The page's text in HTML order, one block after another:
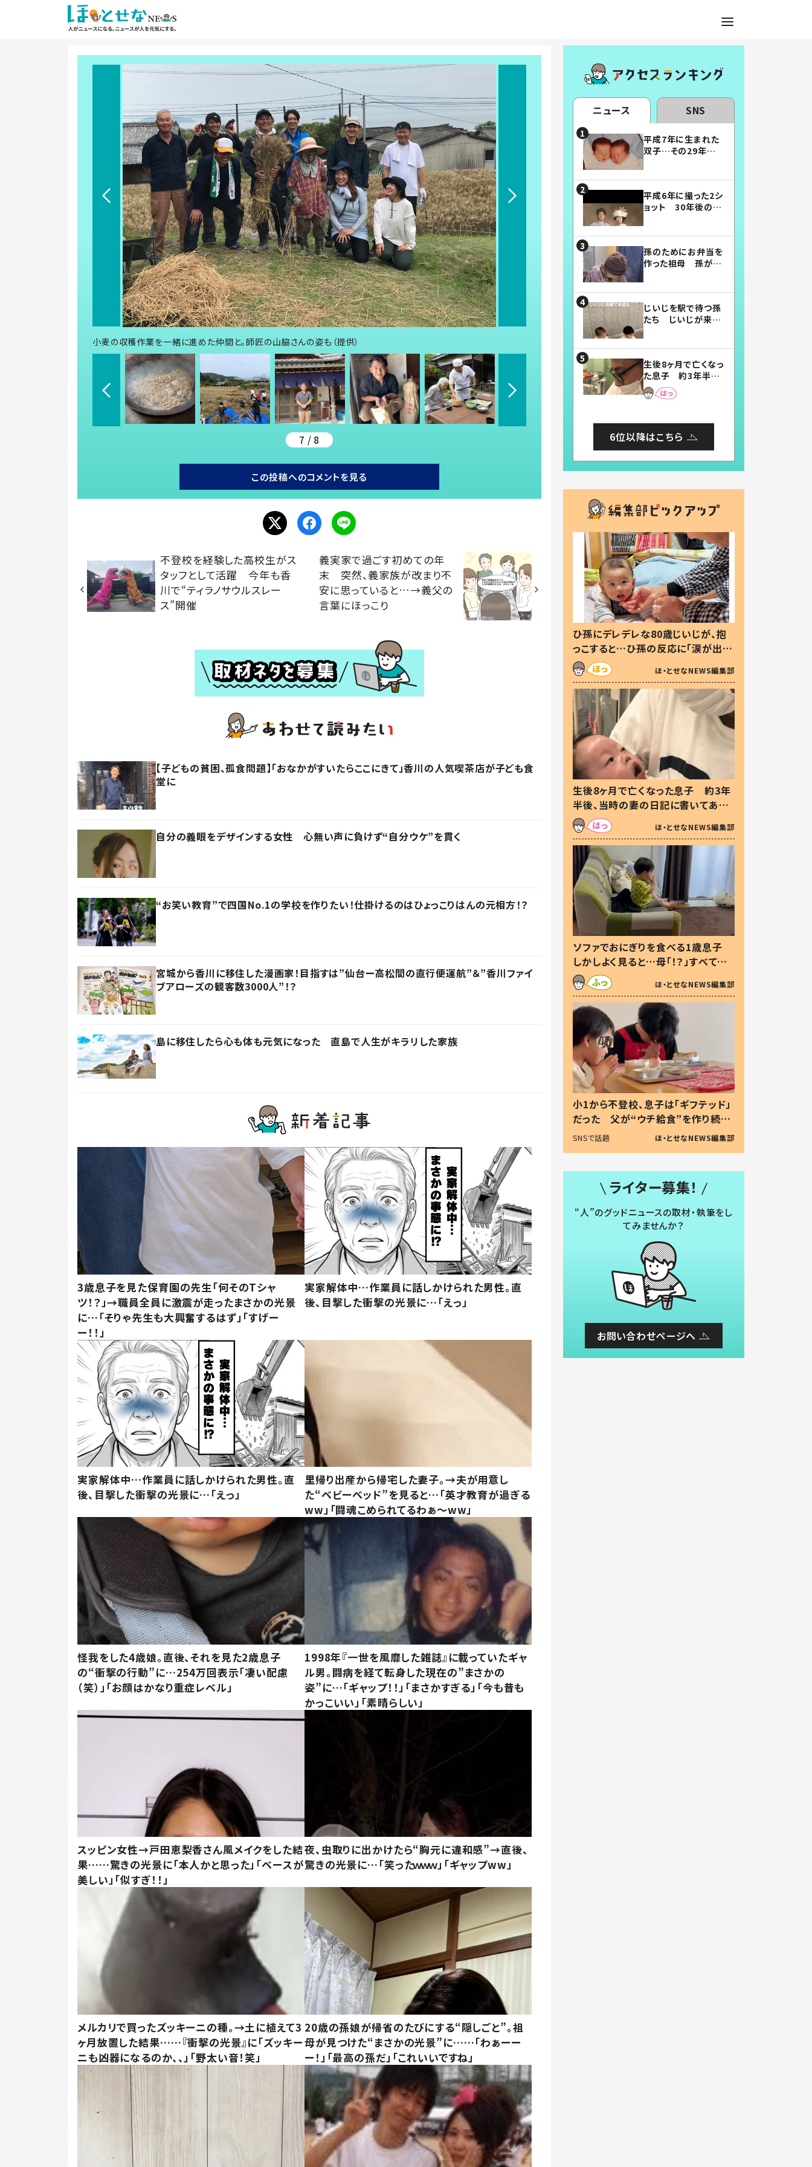
小麦の収穫作業を一緒に進めた仲間と。師匠の山脇さんの姿も（提供）
7 / 8
この投稿へのコメントを見る
不登校を経験した高校生がス
タッフとして活躍 今年も香
川で“ティラノサウルスレー
ス”開催
義実家で過ごす初めての年
末 突然、義家族が改まり不
安に思っていると…→義父の
言葉にほっこり
【子どもの貧困、孤食問題】「おなかがすいたらここにきて」香川の人気喫茶店が子ども食
堂に
自分の義眼をデザインする女性 心無い声に負けず“自分ウケ”を貫く
“お笑い教育”で四国No.1の学校を作りたい！仕掛けるのはひょっこりはんの元相方！？
宮城から香川に移住した漫画家！目指すは”仙台ー高松間の直行便運航”＆”香川ファイ
ブアローズの観客数3000人”！？
島に移住したら心も体も元気になった 直島で人生がキラリした家族
3歳息子を見た保育園の先生「何そのTシャ
ツ！？」→職員全員に激震が走ったまさかの光景
に…「そりゃ先生も大興奮するはず」「すげー
ー！！」
実家解体中…作業員に話しかけられた男性。直
後、目撃した衝撃の光景に…「えっ」
実家解体中…作業員に話しかけられた男性。直
後、目撃した衝撃の光景に…「えっ」
里帰り出産から帰宅した妻子。→夫が用意し
た“ベビーベッド”を見ると…「英才教育が過ぎる
ww」「闘魂こめられてるわぁ～ww」
怪我をした4歳娘。直後、それを見た2歳息子
の“衝撃の行動”に…254万回表示「凄い配慮
（笑）」「お顔はかなり重症レベル」
1998年『一世を風靡した雑誌』に載っていたギャ
ル男。闘病を経て転身した現在の”まさかの
姿”に…「ギャップ！！」「まさかすぎる」「今も昔も
かっこいい」「素晴らしい」
スッピン女性→戸田恵梨香さん風メイクをした結
果……驚きの光景に「本人かと思った」「ベースが
美しい」「似すぎ！！」
夜、虫取りに出かけたら“胸元に違和感”→直後、
驚きの光景に…「笑ったｗｗｗ」「ギャップww」
メルカリで買ったズッキーニの種。→土に植えて3
ヶ月放置した結果……『衝撃の光景』に「ズッキー
ニも凶器になるのか、、」「野太い音！笑」
20歳の孫娘が帰省のたびにする“隠しごと”。祖
母が見つけた“まさかの光景”に……「わぁーー
ー！」「最高の孫だ」「これいいですね」
ニュース SNS
平成7年に生まれた
双子…その29年後
平成6年に撮った2シ
ョット 30年後の姿
孫のためにお弁当を
作った祖母 孫が絶
じいじを駅で待つ孫
たち じいじが来た
まらない」「幸せにな
れる」
生後8ヶ月で亡くなっ
た息子 約3年半
後、当時の妻の日記
に書いてあった本音
6位以降はこちら
ひ孫にデレデレな80歳じいじが、抱
っこすると…ひ孫の反応に「涙が出ま
した」「可愛くて仕方ない」
ほ・とせなNEWS編集部
生後8ヶ月で亡くなった息子 約3年
半後、当時の妻の日記に書いてあっ
た本音とは
ほ・とせなNEWS編集部
ソファでおにぎりを食べる1歳息子
しかしよく見ると…母「！？」すべてを
察した母の投稿に「可愛いから許
す！」「現行犯〜」
ほ・とせなNEWS編集部
小1から不登校、息子は「ギフテッド」
だった 父が“ウチ給食”を作り続け
る理由とは #令和の親 #令和の子
SNSで話題 ほ・とせなNEWS編集部
ライター募集！
“人”のグッドニュースの取材・執筆をし
てみませんか？
お問い合わせページへ